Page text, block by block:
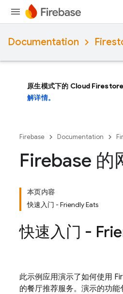
Documentation
原生模式下的 Cloud Firestore
解详情。
Firebase Documentation
Firebase 的
本页内容
快速入门 - Friendly Eats
快速入门 -
此示例应用演示了如何使用
的餐厅推荐服务。演示的功